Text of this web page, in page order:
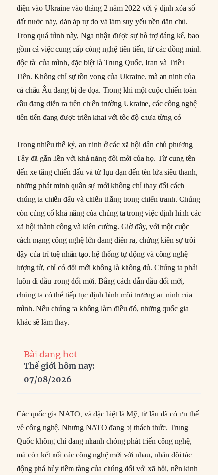
diện vào Ukraine vào tháng 2 năm 2022 với ý định xóa sổ
đất nước này, đàn áp tự do và làm suy yếu nền dân chủ.
Trong quá trình này, Nga nhận được sự hỗ trợ đáng kể, bao
gồm cả việc cung cấp công nghệ tiên tiến, từ các đồng minh
độc tài của mình, đặc biệt là Trung Quốc, Iran và Triều
Tiên. Không chỉ sự tồn vong của Ukraine, mà an ninh của
cả châu Âu đang bị đe dọa. Trong khi một cuộc chiến toàn
cầu đang diễn ra trên chiến trường Ukraine, các công nghệ
tiên tiến đang được triển khai với tốc độ chưa từng có.
Trong nhiều thế kỷ, an ninh ở các xã hội dân chủ phương
Tây đã gắn liền với khả năng đổi mới của họ. Từ cung tên
đến xe tăng chiến đấu và từ lựu đạn đến tên lửa siêu thanh,
những phát minh quân sự mới không chỉ thay đổi cách
chúng ta chiến đấu và chiến thắng trong chiến tranh. Chúng
còn củng cố khả năng của chúng ta trong việc định hình các
xã hội thành công và kiên cường. Giờ đây, với một cuộc
cách mạng công nghệ lớn đang diễn ra, chứng kiến sự trỗi
dậy của trí tuệ nhân tạo, hệ thống tự động và công nghệ
lượng tử, chỉ có đổi mới không là không đủ. Chúng ta phải
luôn đi đầu trong đổi mới. Bằng cách dẫn đầu đổi mới,
chúng ta có thể tiếp tục định hình môi trường an ninh của
mình. Nếu chúng ta không làm điều đó, những quốc gia
khác sẽ làm thay.
Bài đang hot
Thế giới hôm nay:
07/08/2026
Các quốc gia NATO, và đặc biệt là Mỹ, từ lâu đã có ưu thế
về công nghệ. Nhưng NATO đang bị thách thức. Trung
Quốc không chỉ đang nhanh chóng phát triển công nghệ,
mà còn kết nối các công nghệ mới với nhau, nhân đôi tác
động phá hủy tiềm tàng của chúng đối với xã hội, nền kinh